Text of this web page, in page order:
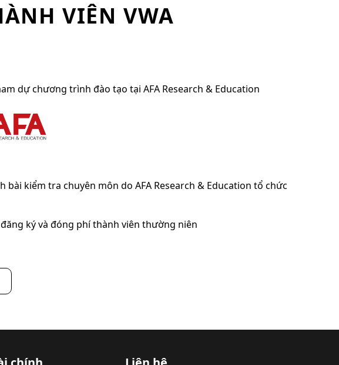
VIÊN VWA
dự chương trình đào tạo tại AFA Research & Education
bài kiểm tra chuyên môn do AFA Research & Education tổ chức
ký và đóng phí thành viên thường niên